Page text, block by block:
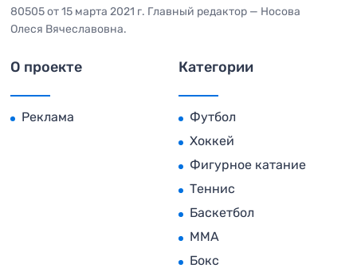
80505 от 15 марта 2021 г. Главный редактор — Носова
Олеся Вячеславовна.
О проекте
Реклама
Категории
Футбол
Хоккей
Фигурное катание
Теннис
Баскетбол
MMA
Бокс